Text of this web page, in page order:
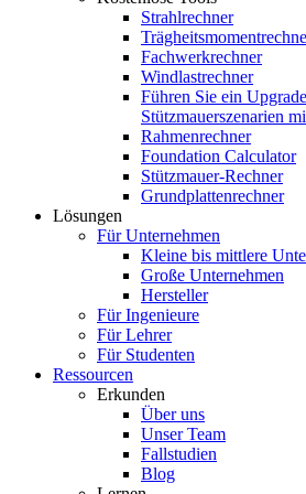
Strahlrechner
Fachwerkrechner
Windlastrechner
Führen Sie ein
Stützmauerszenarien
Rahmenrechner
Foundation Calculator
Stützmauer-Rechner
Grundplattenrechner
Lösungen
Für Unternehmen
Kleine bis mittlere
Große Unternehmen
Hersteller
Für Ingenieure
Für Lehrer
Für Studenten
Ressourcen
Erkunden
Über uns
Unser Team
Fallstudien
Blog